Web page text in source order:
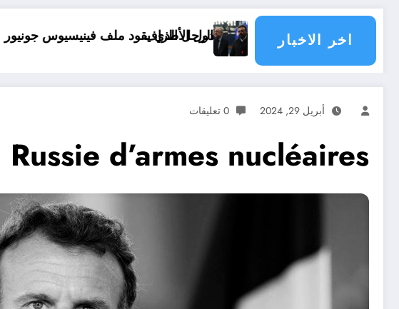
اخر الاخبار
مسؤولية الدول الأطراف
الرجل الذي يقود ملف فينيسيوس جونيور قانون المؤثرات العقلية في الجزائر
أبريل 29, 2024 0 تعليقات
d’armes nucléaires